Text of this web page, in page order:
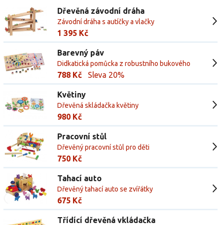
Dřevěná závodní dráha
Závodní dráha s autíčky a vlačky
1 395 Kč
Barevný páv
Didkatická pomůcka z robustního bukového
dřeva
788 Kč Sleva 20%
Květiny
Dřevěná skládačka květiny
980 Kč
Pracovní stůl
Dřevěný pracovní stůl pro děti
750 Kč
Tahací auto
Dřevěný tahací auto se zvířátky
675 Kč
Třídící dřevěná vkládačka